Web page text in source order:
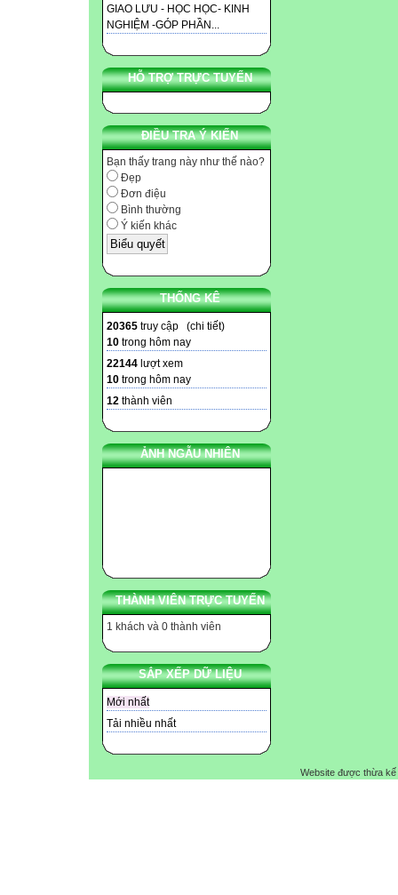
GIAO LƯU - HỌC HỌC- KINH
NGHIỆM -GÓP PHẦN...
HỖ TRỢ TRỰC TUYẾN
ĐIỀU TRA Ý KIẾN
Bạn thấy trang này như thế nào?
Đẹp
Đơn điệu
Bình thường
Ý kiến khác
THỐNG KÊ
20365 truy cập (chi tiết)
10 trong hôm nay
22144 lượt xem
10 trong hôm nay
12 thành viên
ẢNH NGẪU NHIÊN
THÀNH VIÊN TRỰC TUYẾN
1 khách và 0 thành viên
SẮP XẾP DỮ LIỆU
Mới nhất
Tải nhiều nhất
Website được thừa